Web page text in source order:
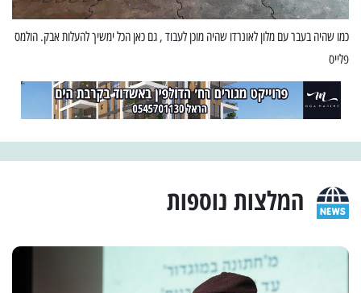
כמו שהיה בעבר עם מלון לאונרדו שהיה מוכן לעבוד , גם כאן הכל ימשיך להעלות אבק. הולמס
פלייס
המלצות נוספות